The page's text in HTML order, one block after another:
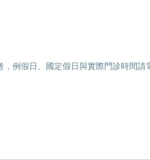
例假日、國定假日與實際門診時間請